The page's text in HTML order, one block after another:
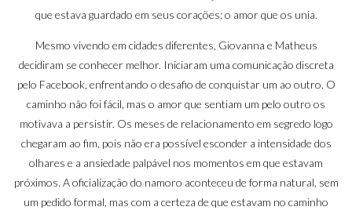
que estava guardado em seus corações: o amor que os unia.
Mesmo vivendo em cidades diferentes, Giovanna e Matheus
decidiram se conhecer melhor. Iniciaram uma comunicação discreta
pelo Facebook, enfrentando o desafio de conquistar um ao outro. O
caminho não foi fácil, mas o amor que sentiam um pelo outro os
motivava a persistir. Os meses de relacionamento em segredo logo
chegaram ao fim, pois não era possível esconder a intensidade dos
olhares e a ansiedade palpável nos momentos em que estavam
próximos. A oficialização do namoro aconteceu de forma natural, sem
um pedido formal, mas com a certeza de que estavam no caminho